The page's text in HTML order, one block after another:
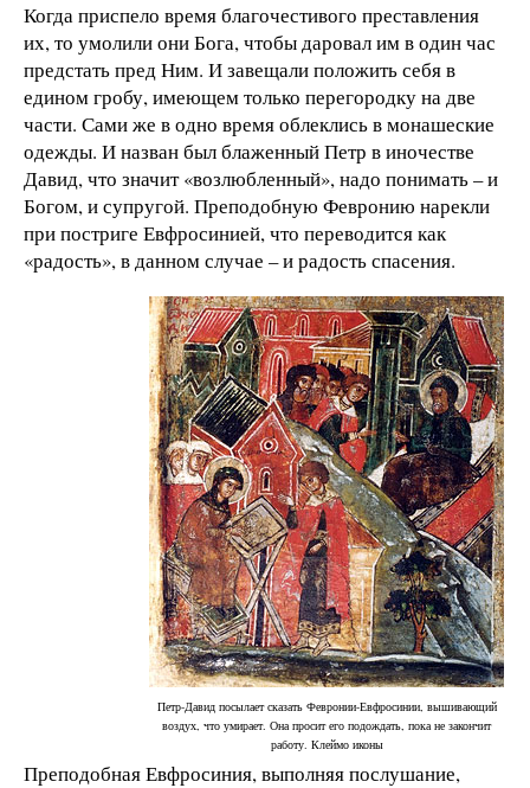
Когда приспело время благочестивого преставления
их, то умолили они Бога, чтобы даровал им в один час
предстать пред Ним. И завещали положить себя в
едином гробу, имеющем только перегородку на две
части. Сами же в одно время облеклись в монашеские
одежды. И назван был блаженный Петр в иночестве
Давид, что значит «возлюбленный», надо понимать – и
Богом, и супругой. Преподобную Февронию нарекли
при постриге Евфросинией, что переводится как
«радость», в данном случае – и радость спасения.
Петр-Давид посылает сказать Февронии-Евфросинии, вышивающий
воздух, что умирает. Она просит его подождать, пока не закончит
работу. Клеймо иконы
Преподобная Евфросиния, выполняя послушание,